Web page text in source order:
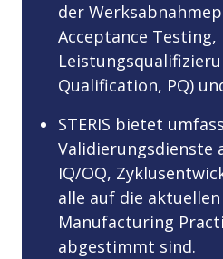
der
Acceptance Testing,
Qualification, PQ)
STERIS bietet
Validierungsdienste
IQ/OQ,
alle auf die aktuellen
Manufacturing
abgestimmt sind.